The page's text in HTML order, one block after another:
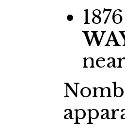
1876
near